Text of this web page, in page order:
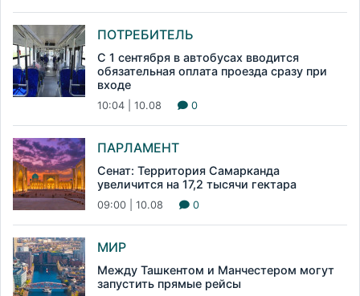
ПОТРЕБИТЕЛЬ
С 1 сентября в автобусах вводится
обязательная оплата проезда сразу при
входе
10:04 | 10.08 0
ПАРЛАМЕНТ
Сенат: Территория Самарканда
увеличится на 17,2 тысячи гектара
09:00 | 10.08 0
МИР
Между Ташкентом и Манчестером могут
запустить прямые рейсы